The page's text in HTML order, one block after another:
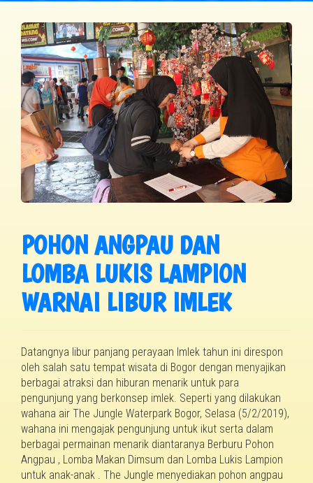
POHON ANGPAU DAN
LOMBA LUKIS LAMPION
WARNAI LIBUR IMLEK
Datangnya libur panjang perayaan Imlek tahun ini direspon
oleh salah satu tempat wisata di Bogor dengan menyajikan
berbagai atraksi dan hiburan menarik untuk para
pengunjung yang berkonsep imlek. Seperti yang dilakukan
wahana air The Jungle Waterpark Bogor, Selasa (5/2/2019),
wahana ini mengajak pengunjung untuk ikut serta dalam
berbagai permainan menarik diantaranya Berburu Pohon
Angpau , Lomba Makan Dimsum dan Lomba Lukis Lampion
untuk anak-anak . The Jungle menyediakan pohon angpau